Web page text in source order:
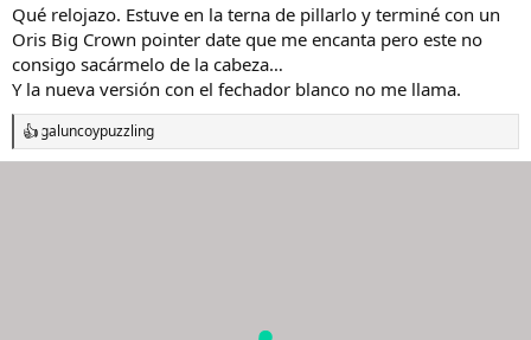
Qué relojazo. Estuve en la terna de pillarlo y terminé con un
Oris Big Crown pointer date que me encanta pero este no
consigo sacármelo de la cabeza…
Y la nueva versión con el fechador blanco no me llama.
R
e
galuncoypuzzling